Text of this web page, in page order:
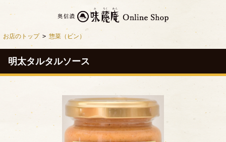
お店のトップ > 惣菜（ビン）
明太タルタルソース